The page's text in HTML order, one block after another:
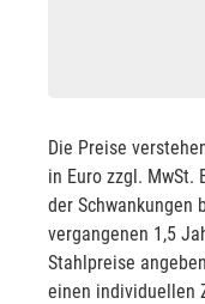
Die Preise
in Euro zzgl. MwSt.
der Schwankungen
vergangenen 1,5
Stahlpreise
einen individuellen